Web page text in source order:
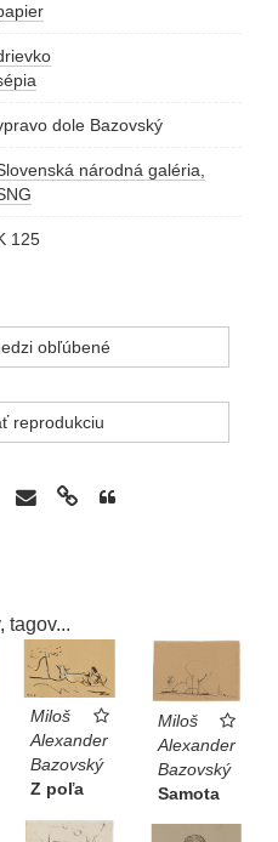
dole Bazovský
národná galéria,
125
obľúbené
reprodukciu
tagov...
Miloš
Alexander
Bazovský
Z poľa
Miloš
Alexander
Bazovský
Samota